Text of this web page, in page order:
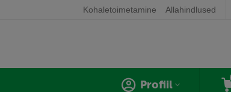
Kohaletoimetamine Allahindlused
Profiil